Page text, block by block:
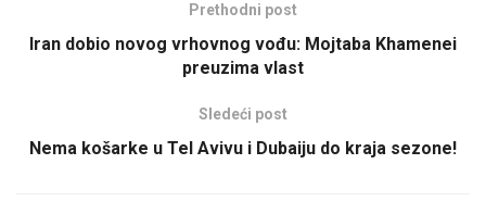
Prethodni post
Iran dobio novog vrhovnog vođu: Mojtaba Khamenei
preuzima vlast
Sledeći post
Nema košarke u Tel Avivu i Dubaiju do kraja sezone!